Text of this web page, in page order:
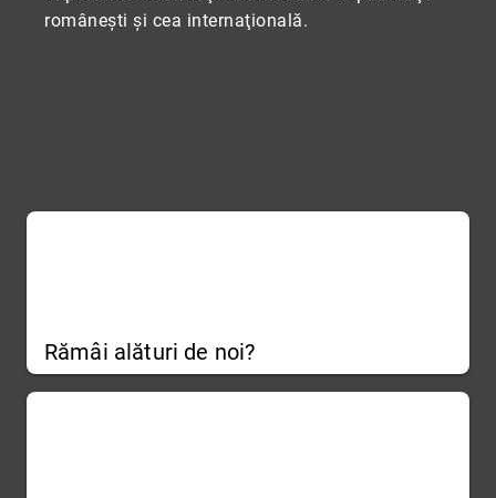
româneşti şi cea internaţională.
Rămâi alături de noi?